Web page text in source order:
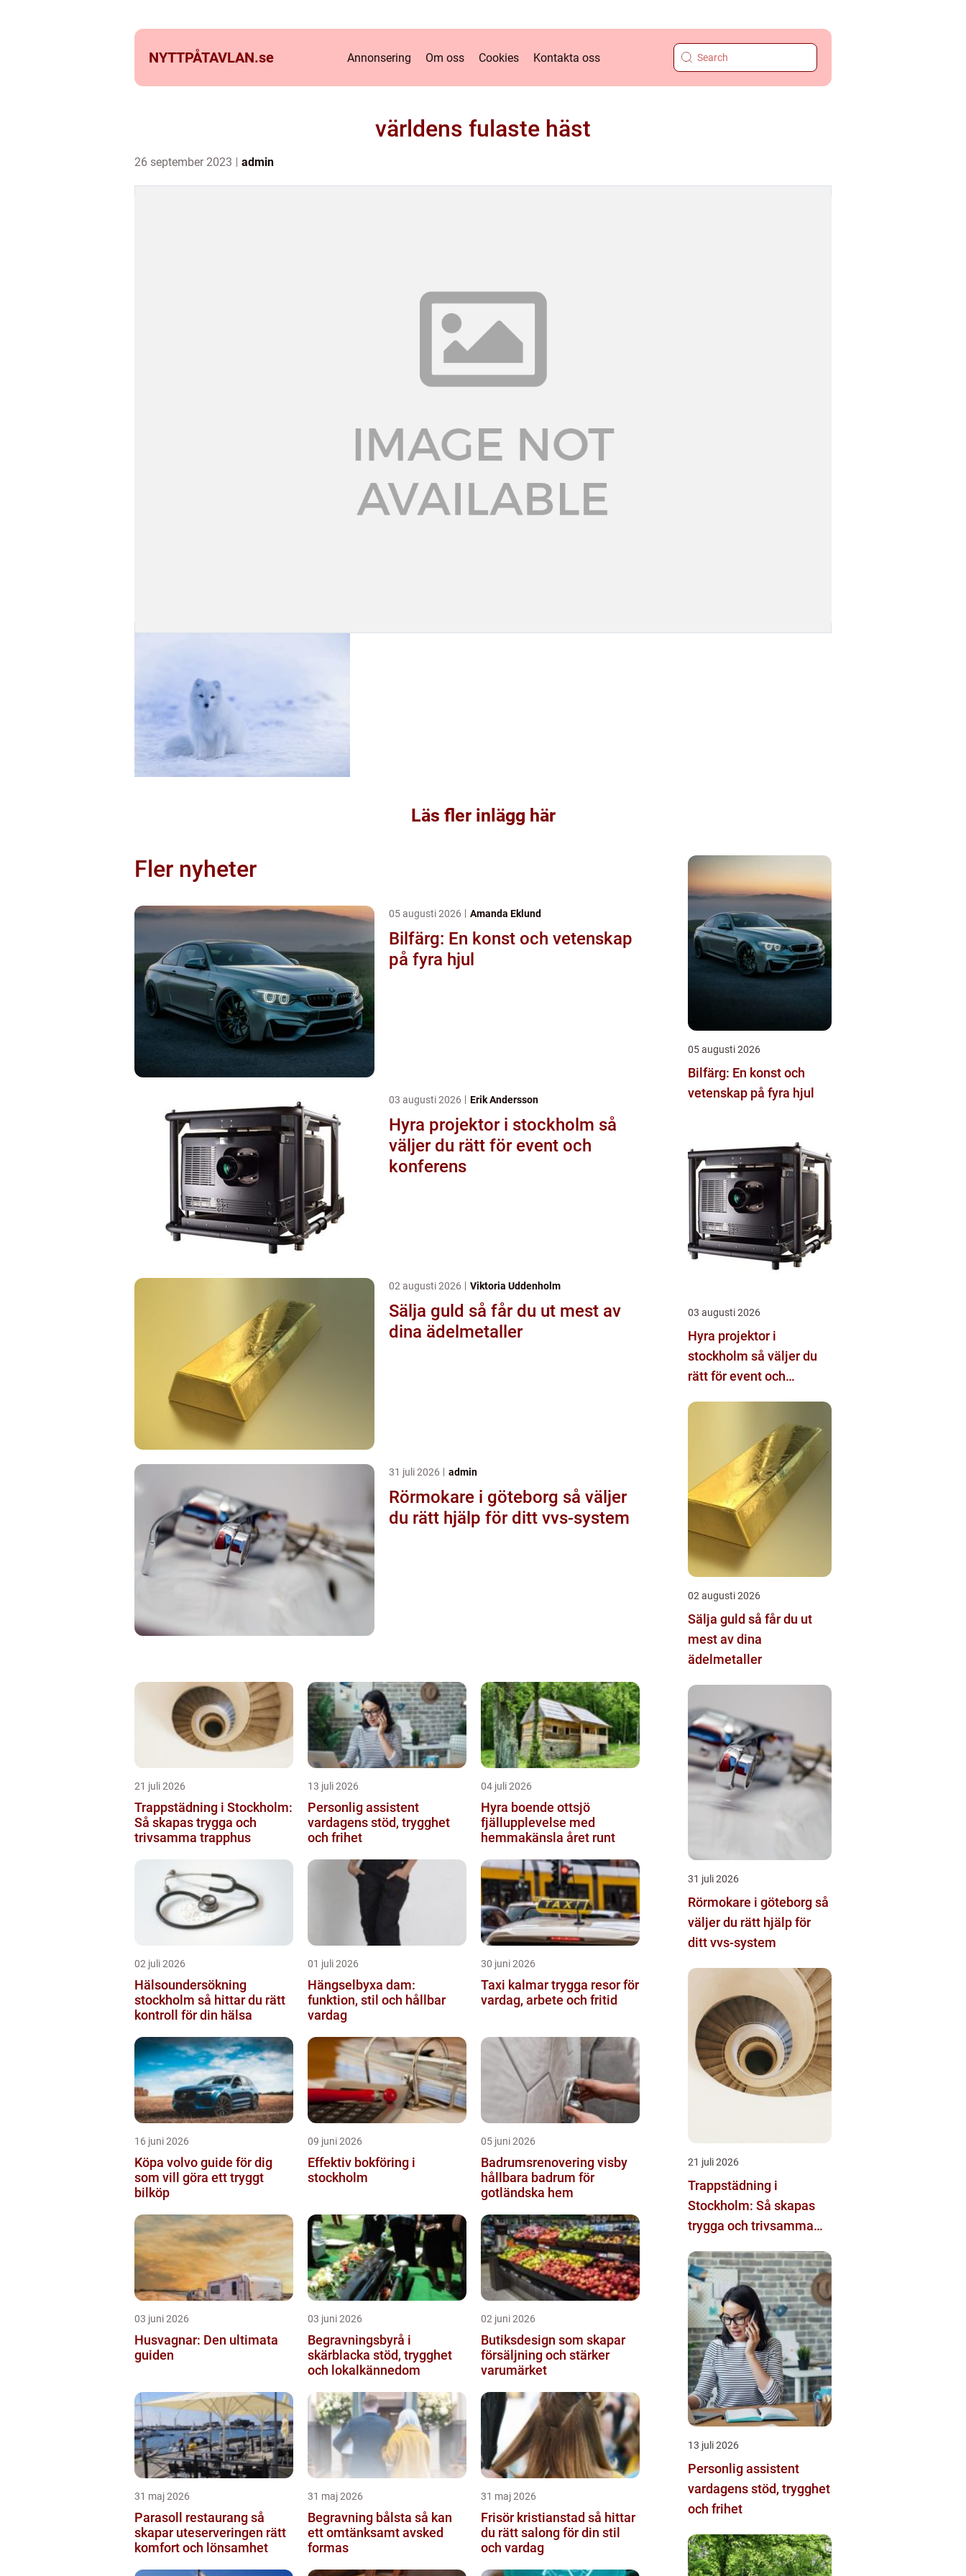
NYTTPÅTAVLAN.se Annonsering Om oss Cookies Kontakta oss
världens fulaste häst
26 september 2023 admin
Läs fler inlägg här
Fler nyheter
05 augusti 2026 Amanda Eklund
Bilfärg: En konst och vetenskap
på fyra hjul
03 augusti 2026 Erik Andersson
Hyra projektor i stockholm så
väljer du rätt för event och
konferens
02 augusti 2026 Viktoria Uddenholm
Sälja guld så får du ut mest av
dina ädelmetaller
31 juli 2026 admin
Rörmokare i göteborg så väljer
du rätt hjälp för ditt vvs-system
21 juli 2026
Trappstädning i Stockholm:
Så skapas trygga och
trivsamma trapphus
13 juli 2026
Personlig assistent
vardagens stöd, trygghet
och frihet
04 juli 2026
Hyra boende ottsjö
fjällupplevelse med
hemmakänsla året runt
02 juli 2026
Hälsoundersökning
stockholm så hittar du rätt
kontroll för din hälsa
01 juli 2026
Hängselbyxa dam:
funktion, stil och hållbar
vardag
30 juni 2026
Taxi kalmar trygga resor för
vardag, arbete och fritid
16 juni 2026
Köpa volvo guide för dig
som vill göra ett tryggt
bilköp
09 juni 2026
Effektiv bokföring i
stockholm
05 juni 2026
Badrumsrenovering visby
hållbara badrum för
gotländska hem
03 juni 2026
Husvagnar: Den ultimata
guiden
03 juni 2026
Begravningsbyrå i
skärblacka stöd, trygghet
och lokalkännedom
02 juni 2026
Butiksdesign som skapar
försäljning och stärker
varumärket
31 maj 2026
Parasoll restaurang så
skapar uteserveringen rätt
komfort och lönsamhet
31 maj 2026
Begravning bålsta så kan
ett omtänksamt avsked
formas
31 maj 2026
Frisör kristianstad så hittar
du rätt salong för din stil
och vardag
05 augusti 2026
Bilfärg: En konst och
vetenskap på fyra hjul
03 augusti 2026
Hyra projektor i
stockholm så väljer du
rätt för event och
02 augusti 2026
Sälja guld så får du ut
mest av dina
ädelmetaller
31 juli 2026
Rörmokare i göteborg så
väljer du rätt hjälp för
ditt vvs-system
21 juli 2026
Trappstädning i
Stockholm: Så skapas
trygga och trivsamma
13 juli 2026
Personlig assistent
vardagens stöd, trygghet
och frihet